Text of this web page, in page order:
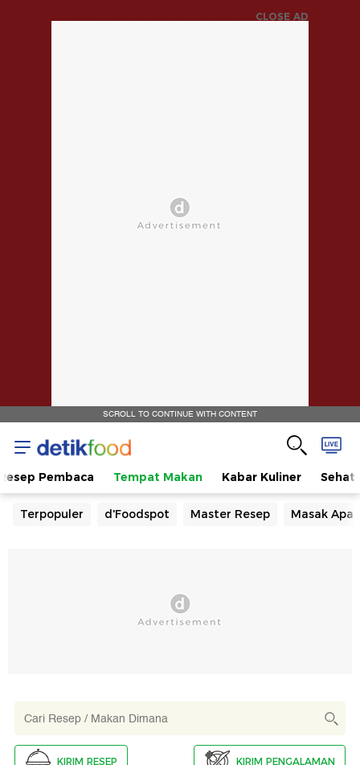
CLOSE AD
SCROLL TO CONTINUE WITH CONTENT
Pembaca Tempat Makan Kabar Kuliner Sehat
Terpopuler d'Foodspot Master Resep Masak Apa
KIRIM RESEP KIRIM PENGALAMAN